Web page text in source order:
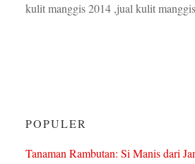
kulit manggis 2014 ,jual kulit
POPULER
Tanaman Rambutan: Si Manis dari